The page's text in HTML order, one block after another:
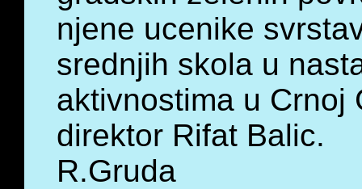
njene ucenike
srednjih skola u
aktivnostima u Crnoj
direktor Rifat Balic.
R.Gruda